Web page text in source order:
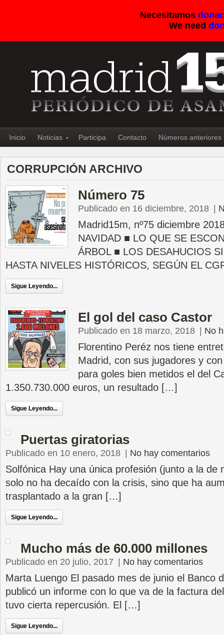
Necesitamos
We need
Inicio Noticias Participa Contacto Números anteriores
CORRUPCIÓN ARCHIVO
Número 75
Publicado en 16 diciembre, 2018
Madrid15m, nº75 diciembre
NAVIDAD ■ LO QUE SE
ÁRBOL ■ LOS DESAHUCIOS
HASTA NIVELES HISTÓRICOS, SEGÚN EL
Sigue Leyendo...
El gol del caso Castor
Publicado en 18 marzo, 2018 No
Florentino Peréz nos tiene
Madrid, con sus jugadores y
para goles bien metidos el del
1.350.730.000 euros, un resultado […]
Sigue Leyendo...
Puertas giratorias
Publicado en 10 enero, 2018 No hay comentarios
Solfónica Hay una única profesión (junto a la de
solo no ha decaído con la crisis, sino que ha
trasplantado a la gran […]
Sigue Leyendo...
Mucho más de 60.000 millones
Publicado en 20 julio, 2017 No hay comentarios
Marta Luengo El pasado mes de junio el Banco
publicó un informe con lo que va de la factura
tuvo cierta repercusión. El […]
Sigue Leyendo...